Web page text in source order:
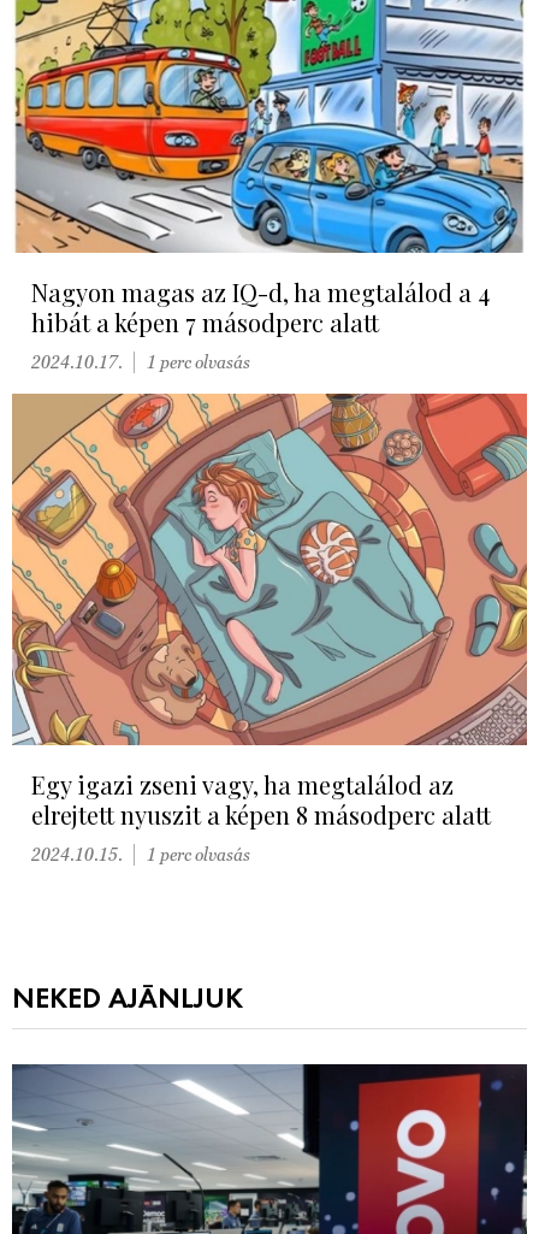
Nagyon magas az IQ-d, ha megtalálod a 4
hibát a képen 7 másodperc alatt
2024.10.17. 1 perc olvasás
Egy igazi zseni vagy, ha megtalálod az
elrejtett nyuszit a képen 8 másodperc alatt
2024.10.15. 1 perc olvasás
NEKED AJÁNLJUK